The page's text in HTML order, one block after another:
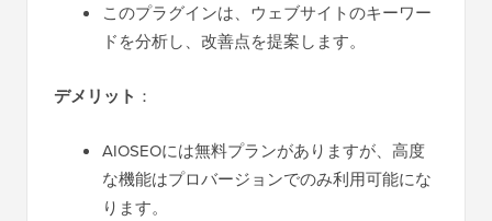
このプラグインは、ウェブサイトのキーワー
ドを分析し、改善点を提案します。
デメリット ：
AIOSEOには無料プランがありますが、高度
な機能はプロバージョンでのみ利用可能にな
ります。